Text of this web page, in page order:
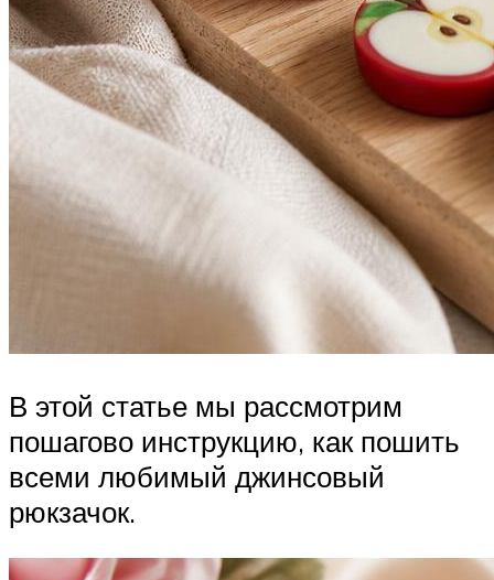
В этой статье мы рассмотрим
пошагово инструкцию, как пошить
всеми любимый джинсовый
рюкзачок.